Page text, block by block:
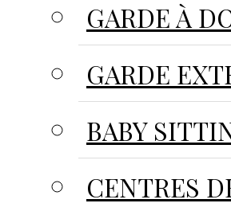
GARDE À
GARDE
BABY
CENTRES